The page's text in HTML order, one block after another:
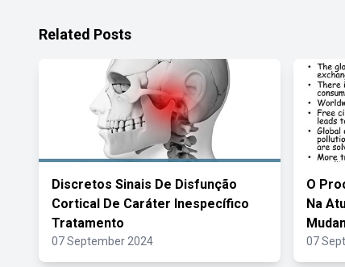
Related Posts
Discretos Sinais De Disfunção
Cortical De Caráter Inespecífico
Tratamento
07 September 2024
O
Na
07